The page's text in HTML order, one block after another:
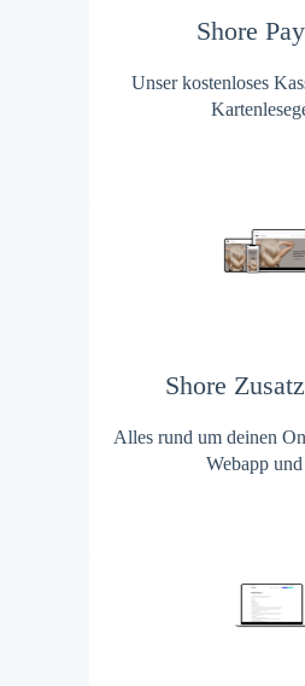
Shore
Unser kostenloses
Shore
Alles rund um deinen
Webapp